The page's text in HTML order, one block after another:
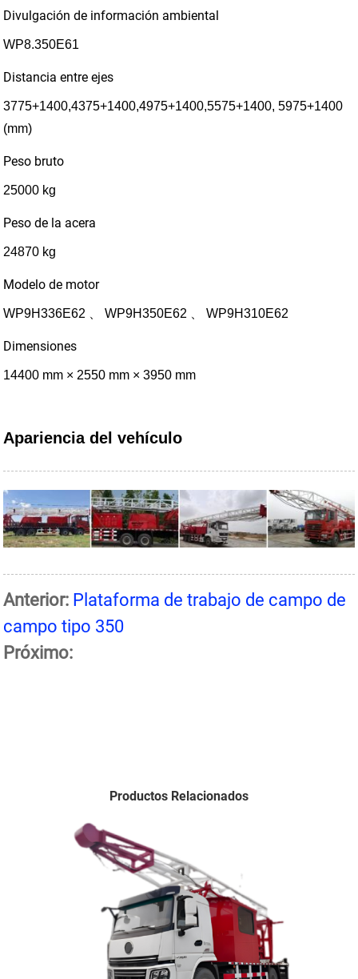
Divulgación de información ambiental
WP8.350E61
Distancia entre ejes
3775+1400,4375+1400,4975+1400,5575+1400, 5975+1400
(mm)
Peso bruto
25000 kg
Peso de la acera
24870 kg
Modelo de motor
WP9H336E62 、 WP9H350E62 、 WP9H310E62
Dimensiones
14400 mm × 2550 mm × 3950 mm
Apariencia del vehículo
Anterior: Plataforma de trabajo de campo de
campo tipo 350
Próximo:
Productos Relacionados